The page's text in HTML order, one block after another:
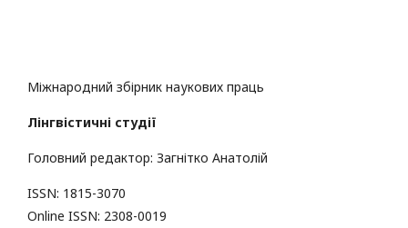
Міжнародний збірник наукових праць
Лінгвістичні студії
Головний редактор: Загнітко Анатолій
ISSN: 1815-3070
Online ISSN: 2308-0019